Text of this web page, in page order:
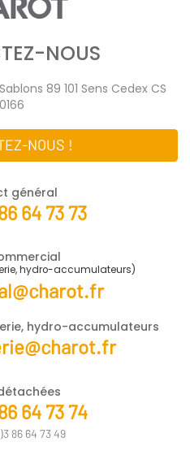
NOUS
89 101 Sens Cedex CS
NOUS !
général
64 73 73
hydro-accumulateurs)
hydro-accumulateurs
64 73 74
86 64 73 49